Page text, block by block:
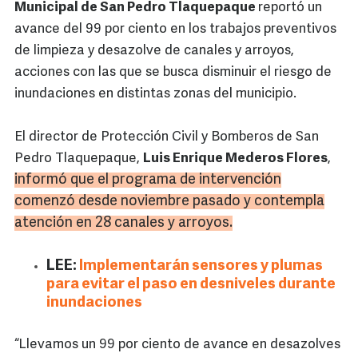
Municipal de San Pedro Tlaquepaque reportó un
avance del 99 por ciento en los trabajos preventivos
de limpieza y desazolve de canales y arroyos,
acciones con las que se busca disminuir el riesgo de
inundaciones en distintas zonas del municipio.
El director de Protección Civil y Bomberos de San
Pedro Tlaquepaque, Luis Enrique Mederos Flores,
informó que el programa de intervención
comenzó desde noviembre pasado y contempla
atención en 28 canales y arroyos.
LEE: Implementarán sensores y plumas
para evitar el paso en desniveles durante
inundaciones
“Llevamos un 99 por ciento de avance en desazolves